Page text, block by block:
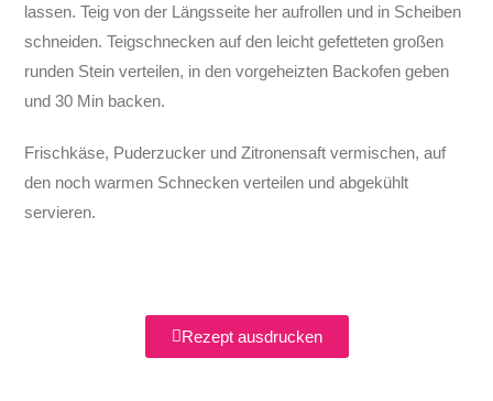
lassen. Teig von der Längsseite her aufrollen und in Scheiben
schneiden. Teigschnecken auf den leicht gefetteten großen
runden Stein verteilen, in den vorgeheizten Backofen geben
und 30 Min backen.
Frischkäse, Puderzucker und Zitronensaft vermischen, auf
den noch warmen Schnecken verteilen und abgekühlt
servieren.
Rezept ausdrucken